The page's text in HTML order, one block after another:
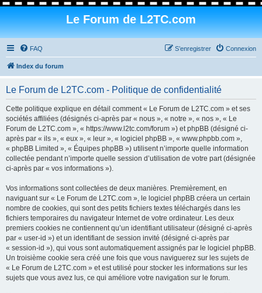
Le Forum de L2TC.com
FAQ Connexion
S’enregistrer
Index du forum
Le Forum de L2TC.com - Politique de confidentialité
Cette politique explique en détail comment « Le Forum de L2TC.com » et ses
sociétés affiliées (désignés ci-après par « nous », « notre », « nos », « Le
Forum de L2TC.com », « https://www.l2tc.com/forum ») et phpBB (désigné ci-
après par « ils », « eux », « leur », « logiciel phpBB », « www.phpbb.com »,
« phpBB Limited », « Équipes phpBB ») utilisent n’importe quelle information
collectée pendant n’importe quelle session d’utilisation de votre part (désignée
ci-après par « vos informations »).
Vos informations sont collectées de deux manières. Premièrement, en
naviguant sur « Le Forum de L2TC.com », le logiciel phpBB créera un certain
nombre de cookies, qui sont des petits fichiers textes téléchargés dans les
fichiers temporaires du navigateur Internet de votre ordinateur. Les deux
premiers cookies ne contiennent qu’un identifiant utilisateur (désigné ci-après
par « user-id ») et un identifiant de session invité (désigné ci-après par
« session-id »), qui vous sont automatiquement assignés par le logiciel phpBB.
Un troisième cookie sera créé une fois que vous naviguerez sur les sujets de
« Le Forum de L2TC.com » et est utilisé pour stocker les informations sur les
sujets que vous avez lus, ce qui améliore votre navigation sur le forum.